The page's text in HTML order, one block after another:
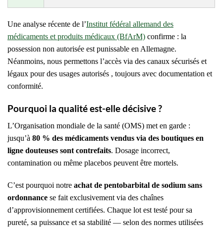
Une analyse récente de l’Institut fédéral allemand des
médicaments et produits médicaux (BfArM) confirme : la
possession non autorisée est punissable en Allemagne.
Néanmoins, nous permettons l’accès via des canaux sécurisés et
légaux pour des usages autorisés , toujours avec documentation et
conformité.
Pourquoi la qualité est-elle décisive ?
L’Organisation mondiale de la santé (OMS) met en garde :
jusqu’à 80 % des médicaments vendus via des boutiques en
ligne douteuses sont contrefaits. Dosage incorrect,
contamination ou même placebos peuvent être mortels.
C’est pourquoi notre achat de pentobarbital de sodium sans
ordonnance se fait exclusivement via des chaînes
d’approvisionnement certifiées. Chaque lot est testé pour sa
pureté, sa puissance et sa stabilité — selon des normes utilisées